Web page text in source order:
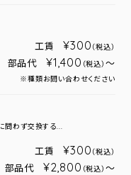
工賃 ¥300 （税込）
部品代 ¥1,400 （税込） ～
※種類お問い合わせください
問わず交換する...
工賃 ¥300 （税込）
部品代 ¥2,800 （税込） ～